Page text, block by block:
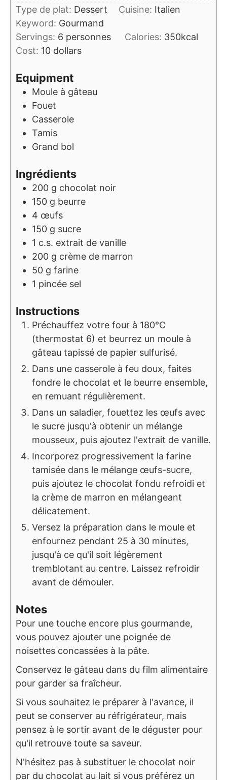
Type de plat: Dessert Cuisine: Italien
Keyword: Gourmand
Servings: 6 personnes Calories: 350kcal
Cost: 10 dollars
Equipment
Moule à gâteau
Fouet
Casserole
Tamis
Grand bol
Ingrédients
200 g chocolat noir
150 g beurre
4 œufs
150 g sucre
1 c.s. extrait de vanille
200 g crème de marron
50 g farine
1 pincée sel
Instructions
Préchauffez votre four à 180°C
(thermostat 6) et beurrez un moule à
gâteau tapissé de papier sulfurisé.
Dans une casserole à feu doux, faites
fondre le chocolat et le beurre ensemble,
en remuant régulièrement.
Dans un saladier, fouettez les œufs avec
le sucre jusqu'à obtenir un mélange
mousseux, puis ajoutez l'extrait de vanille.
Incorporez progressivement la farine
tamisée dans le mélange œufs-sucre,
puis ajoutez le chocolat fondu refroidi et
la crème de marron en mélangeant
délicatement.
Versez la préparation dans le moule et
enfournez pendant 25 à 30 minutes,
jusqu'à ce qu'il soit légèrement
tremblotant au centre. Laissez refroidir
avant de démouler.
Notes
Pour une touche encore plus gourmande,
vous pouvez ajouter une poignée de
noisettes concassées à la pâte.
Conservez le gâteau dans du film alimentaire
pour garder sa fraîcheur.
Si vous souhaitez le préparer à l'avance, il
peut se conserver au réfrigérateur, mais
pensez à le sortir avant de le déguster pour
qu'il retrouve toute sa saveur.
N'hésitez pas à substituer le chocolat noir
par du chocolat au lait si vous préférez un